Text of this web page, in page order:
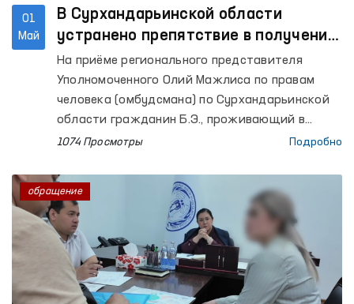
01
Май
В Сурхандарьинской области
устранено препятствие в получении
пособия по инвалидности при
содействии Омбудсмана
На приёме регионального представителя
Уполномоченного Олий Мажлиса по правам
человека (омбудсмана) по Сурхандарьинской
области гражданин Б.Э., проживающий в
Джаркурганском районе, обратился с
продлении инвалидности его ребёнка и
получении пособия по инвалидности.
1074 Просмотры Подробно
обращение